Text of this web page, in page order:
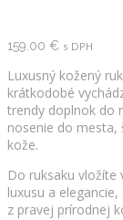
159.00 € s DPH
Luxusný kožený
krátkodobé
trendy doplnok do
nosenie do mesta,
kože.
Do ruksaku vložíte
luxusu a
z pravej prírodnej